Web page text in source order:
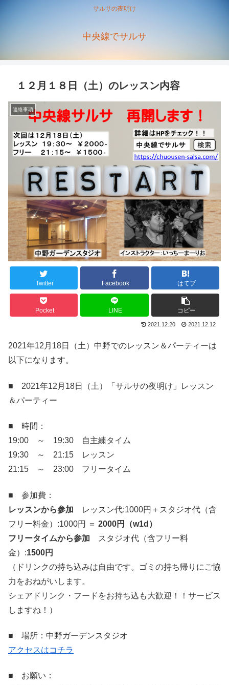
サルサの夜明け
中央線でサルサ
１２月１８日（土）のレッスン内容
連絡事項
Twitter Facebook はてブ
Pocket LINE コピー
2021.12.20 2021.12.12
2021年12月18日（土）中野でのレッスン＆パーティーは
以下になります。
■ 2021年12月18日（土）「サルサの夜明け」レッスン
＆パーティー
■ 時間：
19:00 ～ 19:30 自主練タイム
19:30 ～ 21:15 レッスン
21:15 ～ 23:00 フリータイム
■ 参加費：
レッスンから参加 レッスン代:1000円＋スタジオ代（含
フリー料金）:1000円 ＝ 2000円（w1d）
フリータイムから参加 スタジオ代（含フリー料
金）:1500円
（ドリンクの持ち込みは自由です。ゴミの持ち帰りにご協
力をおねがいします。
シェアドリンク・フードをお持ち込も大歓迎！！サービス
しますね！）
■ 場所：中野ガーデンスタジオ
アクセスはコチラ
■ お願い：